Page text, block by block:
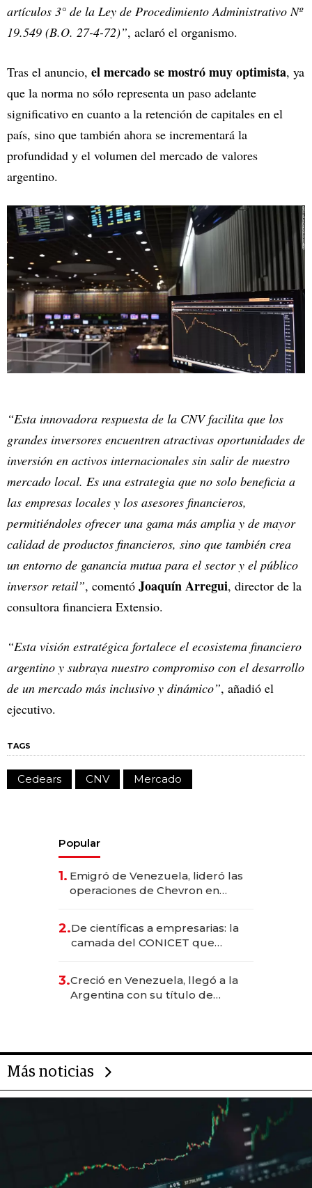
artículos 3° de la Ley de Procedimiento Administrativo Nº
19.549 (B.O. 27-4-72)”, aclaró el organismo.
Tras el anuncio, el mercado se mostró muy optimista, ya
que la norma no sólo representa un paso adelante
significativo en cuanto a la retención de capitales en el
país, sino que también ahora se incrementará la
profundidad y el volumen del mercado de valores
argentino.
“Esta innovadora respuesta de la CNV facilita que los
grandes inversores encuentren atractivas oportunidades de
inversión en activos internacionales sin salir de nuestro
mercado local. Es una estrategia que no solo beneficia a
las empresas locales y los asesores financieros,
permitiéndoles ofrecer una gama más amplia y de mayor
calidad de productos financieros, sino que también crea
un entorno de ganancia mutua para el sector y el público
inversor retail”, comentó Joaquín Arregui, director de la
consultora financiera Extensio.
“Esta visión estratégica fortalece el ecosistema financiero
argentino y subraya nuestro compromiso con el desarrollo
de un mercado más inclusivo y dinámico”, añadió el
ejecutivo.
TAGS
Cedears CNV Mercado
Popular
1. Emigró de Venezuela, lideró las
operaciones de Chevron en
2.De científicas a empresarias: la
camada del CONICET que
3.Creció en Venezuela, llegó a la
Argentina con su título de
Más noticias